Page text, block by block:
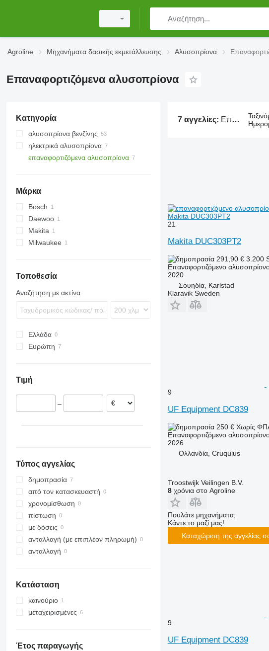
Agroline Μηχανήματα δασικής εκμετάλλευσης Αλυσοπρίονα
Επαναφορτιζόμενα αλυσοπρίονα
Κατηγορία
αλυσοπρίονα βενζίνης
ηλεκτρικά αλυσοπρίονα
επαναφορτιζόμενα αλυσοπρίονα
Μάρκα
Bosch
Daewoo
Makita
Milwaukee
Τοποθεσία
Αναζήτηση με ακτίνα
Ελλάδα
Ευρώπη
Γερμανία
Τιμή
–
Τύπος αγγελίας
δημοπρασία
από τον κατασκευαστή
χρονομίσθωση
πίστωση
με δόσεις
ανταλλαγή (με επιπλέον πληρωμή)
ανταλλαγή
Κατάσταση
καινούριο
μεταχειρισμένες
Έτος παραγωγής
7 αγγελίες: Επαναφορτιζόμενα αλυσοπρίονα, αλυσοπριονο μπαταριασ
Makita DUC303PT2
21
Makita DUC303PT2
291,90 € 3.200
Επαναφορτιζόμενο
2020
Σουηδία, Karlstad
Klaravik Sweden
9
UF Equipment DC839
250 € Χωρίς
Επαναφορτιζόμενο
2026
Ολλανδία, Cruquius
Troostwijk Veilingen B.V.
8χρόνια στο Agroline
Πουλάτε μηχανήματα;
Κάντε το μαζί μας!
Καταχώριση της αγγελίας
9
UF Equipment DC839